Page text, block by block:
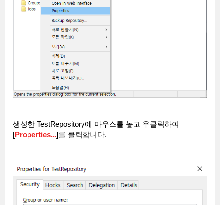
생성한 TestRepository에 마우스를 놓고 우클릭하여
[Properties...]를 클릭합니다.